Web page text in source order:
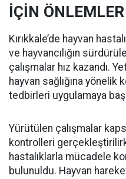
İÇİN
Kırıkkale’de hayvan
ve hayvancılığın
çalışmalar hız kazandı.
hayvan sağlığına yönelik
tedbirleri uygulamaya
Yürütülen çalışmalar
kontrolleri
hastalıklarla mücadele
bulunuldu. Hayvan